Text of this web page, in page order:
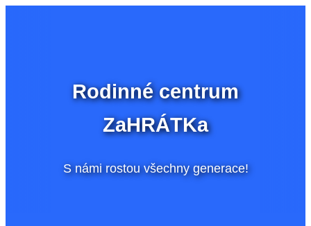
Rodinné centrum
ZaHRÁTKa
S námi rostou všechny generace!